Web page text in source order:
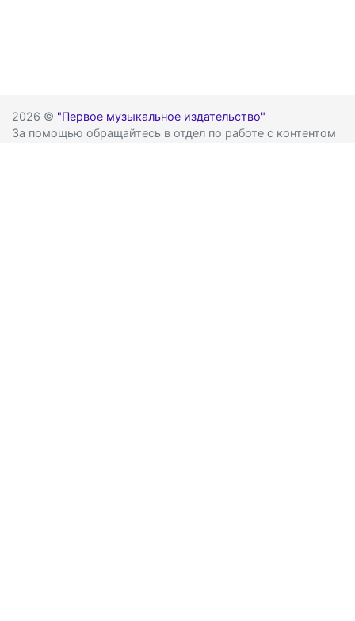
2026 © "Первое музыкальное издательство"
За помощью обращайтесь в отдел по работе с контентом